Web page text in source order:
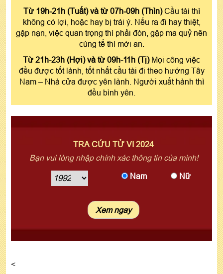
Từ 19h-21h (Tuất) và từ 07h-09h (Thìn) Cầu tài thì
không có lợi, hoặc hay bị trái ý. Nếu ra đi hay thiệt,
gặp nạn, việc quan trọng thì phải đòn, gặp ma quỷ nên
cúng tế thì mới an.
Từ 21h-23h (Hợi) và từ 09h-11h (Tị) Mọi công việc
đều được tốt lành, tốt nhất cầu tài đi theo hướng Tây
Nam – Nhà cửa được yên lành. Người xuất hành thì
đều bình yên.
TRA CỨU TỬ VI 2024
Bạn vui lòng nhập chính xác thông tin của mình!
Nam Nữ
<